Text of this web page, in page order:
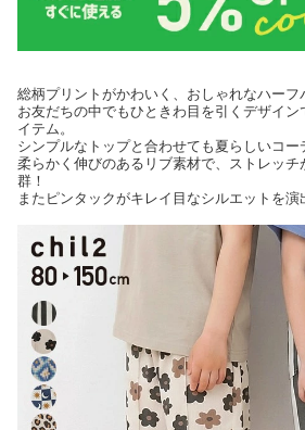
総柄プリントがかわいく、おしゃれなハーフ
お友だちの中でもひときわ目を引くデザイ
イテム。
シンプルなトップと合わせても夏らしいコー
柔らかく伸びのあるリブ素材で、ストレッチ
群！
またピンタックがキレイ目なシルエットを演